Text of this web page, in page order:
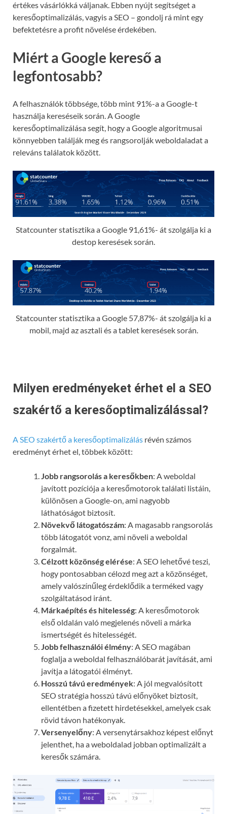
értékes vásárlókká váljanak. Ebben nyújt segítséget a
keresőoptimalizálás, vagyis a SEO – gondolj rá mint egy
befektetésre a profit növelése érdekében.
Miért a Google kereső a
legfontosabb?
A felhasználók többsége, több mint 91%-a a Google-t
használja kereséseik során. A Google
keresőoptimalizálása segít, hogy a Google algoritmusai
könnyebben találják meg és rangsorolják weboldaladat a
releváns találatok között.
Statcounter statisztika a Google 91,61%- át szolgálja ki a
destop keresések során.
Statcounter statisztika a Google 57,87%- át szolgálja ki a
mobil, majd az asztali és a tablet keresések során.
Milyen eredményeket érhet el a SEO
szakértő a keresőoptimalizálással?
A SEO szakértő a keresőoptimalizálás révén számos
eredményt érhet el, többek között:
Jobb rangsorolás a keresőkben: A weboldal
javított pozíciója a keresőmotorok találati listáin,
különösen a Google-on, ami nagyobb
láthatóságot biztosít.
Növekvő látogatószám: A magasabb rangsorolás
több látogatót vonz, ami növeli a weboldal
forgalmát.
Célzott közönség elérése: A SEO lehetővé teszi,
hogy pontosabban célozd meg azt a közönséget,
amely valószínűleg érdeklődik a terméked vagy
szolgáltatásod iránt.
Márkaépítés és hitelesség: A keresőmotorok
első oldalán való megjelenés növeli a márka
ismertségét és hitelességét.
Jobb felhasználói élmény: A SEO magában
foglalja a weboldal felhasználóbarát javítását, ami
javítja a látogatói élményt.
Hosszú távú eredmények: A jól megvalósított
SEO stratégia hosszú távú előnyöket biztosít,
ellentétben a fizetett hirdetésekkel, amelyek csak
rövid távon hatékonyak.
Versenyelőny: A versenytársakhoz képest előnyt
jelenthet, ha a weboldalad jobban optimalizált a
keresők számára.